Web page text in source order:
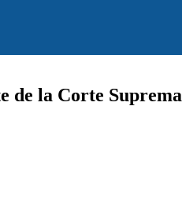
de la Corte Suprema